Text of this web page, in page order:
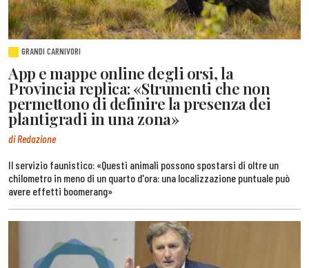
GRANDI CARNIVORI
App e mappe online degli orsi, la
Provincia replica: «Strumenti che non
permettono di definire la presenza dei
plantigradi in una zona»
di Redazione
Il servizio faunistico: «Questi animali possono spostarsi di oltre un
chilometro in meno di un quarto d'ora: una localizzazione puntuale può
avere effetti boomerang»